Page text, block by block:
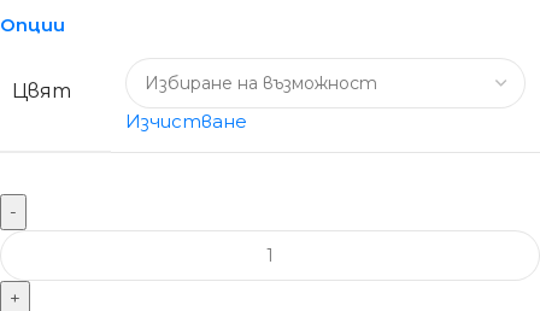
Опции
Цвят
Изчистване
-
+